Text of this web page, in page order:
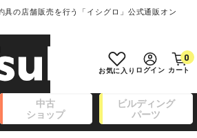
具の店舗販売を行う「イシグロ」公式通販オン
お気に入り ログイン カート
0
中古
ショップ
ビルディング
パーツ
ランクとは？
SA
新古品（メーカー問屋から仕入
れた未使用品）
※店頭展示時の置き傷が付いている
ものも含む